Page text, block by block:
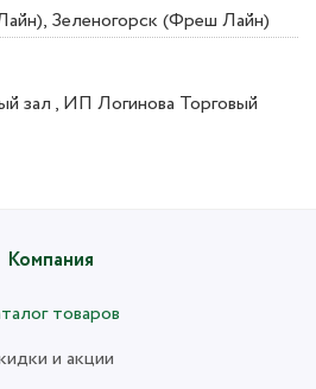
Зеленогорск (Фреш Лайн)
зал , ИП Логинова Торговый
Компания
товаров
и акции